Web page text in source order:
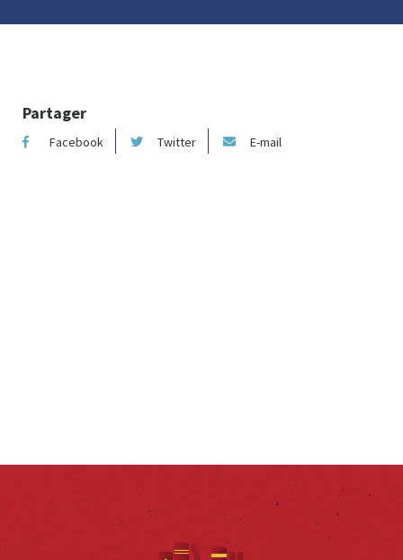
Partager
Facebook Twitter E-mail